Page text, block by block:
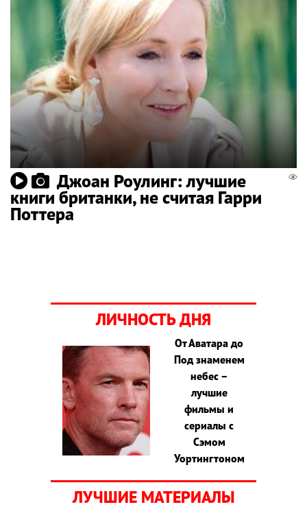
Джоан Роулинг: лучшие
книги британки, не считая Гарри
Поттера
ЛИЧНОСТЬ ДНЯ
От Аватара до
Под знаменем
небес –
лучшие
фильмы и
сериалы с
Сэмом
Уортингтоном
ЛУЧШИЕ МАТЕРИАЛЫ